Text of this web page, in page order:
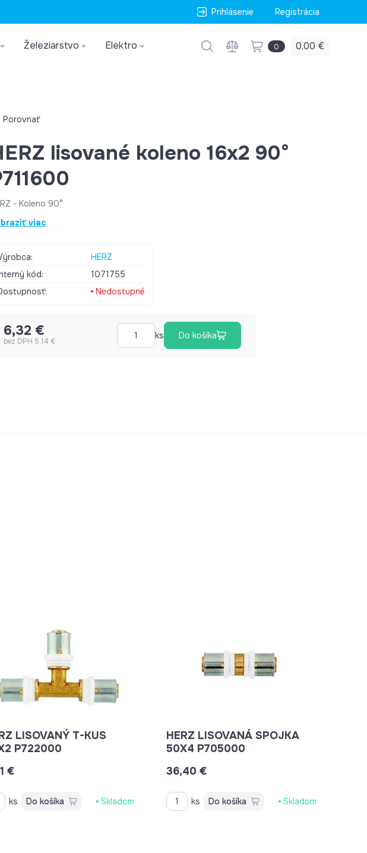
Prihlásenie Registrácia
Železiarstvo Elektro 0 0,00 €
Porovnať
lisované koleno 16x2 90°
- Koleno 90°
viac
HERZ
kód:
1071755
Nedostupné
6,32 €
bez DPH 5,14 €
ks Do košíka
LISOVANÝ T-KUS
20X2 P722000
€
ks Do košíka Skladom
HERZ LISOVANÁ SPOJKA
50X4 P705000
36,40 €
ks Do košíka Skladom